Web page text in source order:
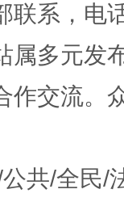
联系，电
属多元发
作交流。
共/全民/